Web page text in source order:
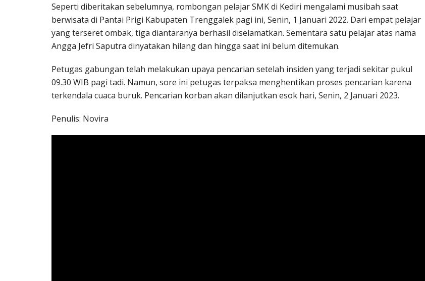
Seperti diberitakan sebelumnya, rombongan pelajar SMK di Kediri mengalami musibah saat
berwisata di Pantai Prigi Kabupaten Trenggalek pagi ini, Senin, 1 Januari 2022. Dari empat pelajar
yang terseret ombak, tiga diantaranya berhasil diselamatkan. Sementara satu pelajar atas nama
Angga Jefri Saputra dinyatakan hilang dan hingga saat ini belum ditemukan.
Petugas gabungan telah melakukan upaya pencarian setelah insiden yang terjadi sekitar pukul
09.30 WIB pagi tadi. Namun, sore ini petugas terpaksa menghentikan proses pencarian karena
terkendala cuaca buruk. Pencarian korban akan dilanjutkan esok hari, Senin, 2 Januari 2023.
Penulis: Novira